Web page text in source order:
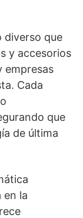
diverso que
y accesorios
empresas
Cada
que
de última
en la